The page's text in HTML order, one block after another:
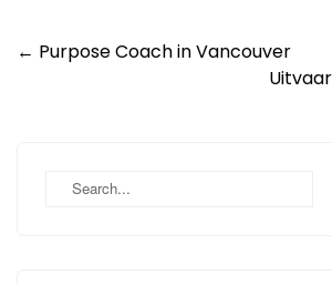
Post
← Purpose Coach in Vancouver